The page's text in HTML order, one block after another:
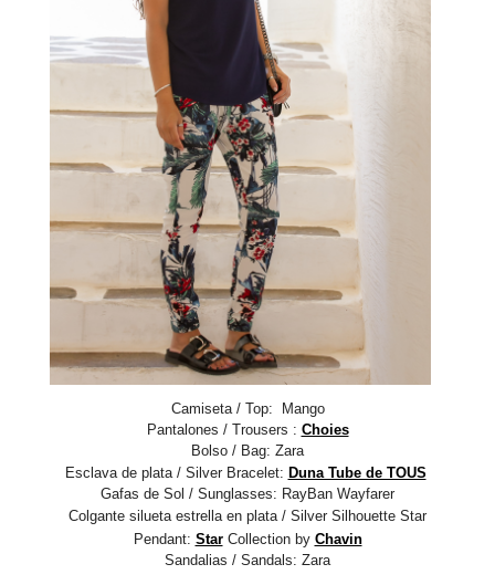
Camiseta / Top: Mango
Pantalones / Trousers : Choies
Bolso / Bag: Zara
Esclava de plata / Silver Bracelet: Duna Tube de TOUS
Gafas de Sol / Sunglasses: RayBan Wayfarer
Colgante silueta estrella en plata/ Silver Silhouette Star
Pendant: Star Collection by Chavin
Sandalias / Sandals: Zara